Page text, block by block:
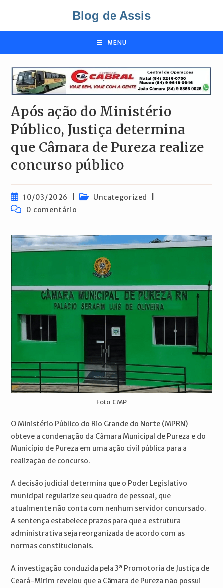
o
Blog de Assis
MENU
Após ação do Ministério
Público, Justiça determina
que Câmara de Pureza realize
concurso público
Post
publicado:
10/03/2026
Categoria
Uncategorized
Comentários
0 comentário
Foto: CMP
O Ministério Público do Rio Grande do Norte (MPRN)
obteve a condenação da Câmara Municipal de Pureza e do
Município de Pureza em uma ação civil pública para a
realização de concurso.
A decisão judicial determina que o Poder Legislativo
municipal regularize seu quadro de pessoal, que
atualmente não conta com nenhum servidor concursado.
A sentença estabelece prazos para que a estrutura
administrativa seja reorganizada de acordo com as
normas constitucionais.
A investigação conduzida pela 3ª Promotoria de Justiça de
Ceará-Mirim revelou que a Câmara de Pureza não possui